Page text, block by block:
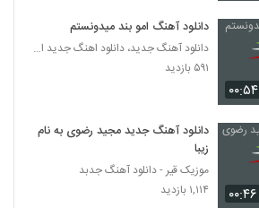
Omidreza(I) Mohem Nist
موزیک زیبای رسیدی (رمیکس) از فرشاد افشار
دانلود آهنگ جاوید روزای رفته
۰۰:۵۴
دانلود آهنگ امو بند میدونستم
دانلود آهنگ جدید، دانلود اهنگ جدید ایرانی
۵۹۱ بازدید
۰۰:۴۶
دانلود آهنگ جدید مجید رضوی به نام
زیبا
موزیک قیر - دانلود آهنگ جدبد
۱,۱۱۴ بازدید